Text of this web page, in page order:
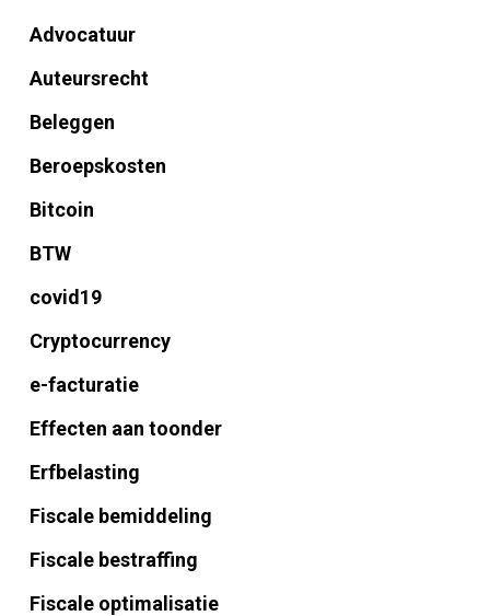
Advocatuur
Auteursrecht
Beleggen
Beroepskosten
Bitcoin
BTW
covid19
Cryptocurrency
e-facturatie
Effecten aan toonder
Erfbelasting
Fiscale bemiddeling
Fiscale bestraffing
Fiscale optimalisatie